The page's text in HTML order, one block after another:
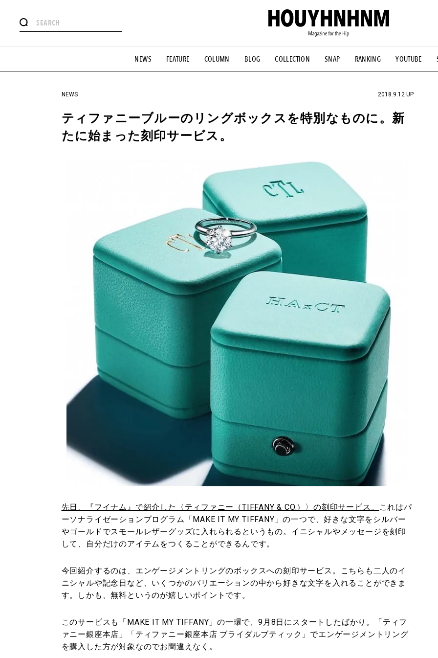
NEWS FEATURE COLUMN BLOG COLLECTION SNAP RANKING YOUTUBE
#憧れの逸品 #ESSENTIAL DESIGNS #古着サミット #NEW VINTAGE #マイナーグッド図鑑
#GH 銘品の所以 #フイナムのYouTube #Commune H #FOCUS IT #AH.H #ととけん #FASHION #MUSIC
#HANDSOME HANDBOOK
NEWS 2018.9.12 UP
ティファニーブルーのリングボックスを特別なものに。新
たに始まった刻印サービス。
先日、『フイナム』で紹介した〈ティファニー（TIFFANY & CO.）〉の刻印サービス。
これはパ
ーソナライゼーションプログラム「MAKE IT MY TIFFANY」の一つで、好きな文字をシルバー
やゴールドでスモールレザーグッズに入れられるというもの。イニシャルやメッセージを刻印
して、自分だけのアイテムをつくることができるんです。
今回紹介するのは、エンゲージメントリングのボックスへの刻印サービス。こちらも二人のイ
ニシャルや記念日など、いくつかのバリエーションの中から好きな文字を入れることができま
す。しかも、無料というのが嬉しいポイントです。
このサービスも「MAKE IT MY TIFFANY」の一環で、9月8日にスタートしたばかり。「ティフ
ァニー銀座本店」「ティファニー銀座本店 ブライダルブティック」でエンゲージメントリング
を購入した方が対象なのでお間違えなく。